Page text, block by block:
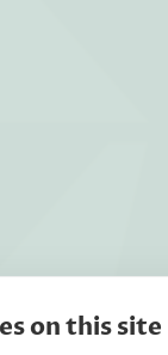
on this site